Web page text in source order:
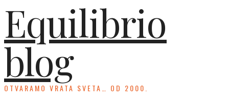
Equilibrio
blog
OTVARAMO VRATA SVETA… OD 2000.